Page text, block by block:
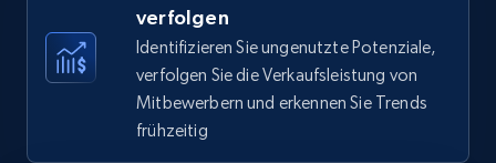
870+
Walmart - products
verfolgen
Identifizieren Sie ungenutzte Potenziale,
verfolgen Sie die Verkaufsleistung von
Mitbewerbern und erkennen Sie Trends
frühzeitig